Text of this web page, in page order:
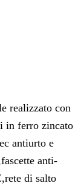
realizzato con
in ferro zincato
antiurto e
anti-
di salto